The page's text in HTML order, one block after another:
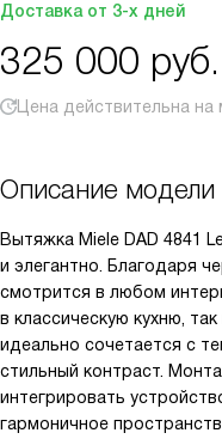
Доставка от 3-х дней
325 000 руб.
Цена действительна
Описание модели
Вытяжка Miele DAD 4841
и элегантно. Благодаря
смотрится в любом
в классическую кухню,
идеально сочетается с
стильный контраст.
интегрировать
гармоничное